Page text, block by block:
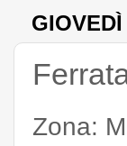
Zona: